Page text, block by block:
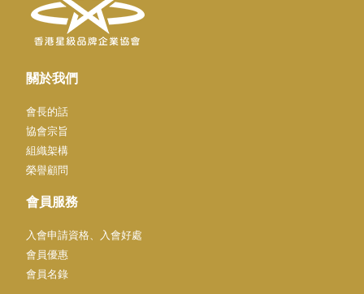
關於我們
會長的話
協會宗旨
組織架構
榮譽顧問
會員服務
入會申請資格、入會好處
會員優惠
會員名錄